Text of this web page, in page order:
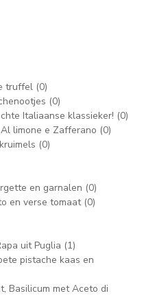
truffel (0)
(0)
Italiaanse klassieker! (0)
limone e Zafferano (0)
(0)
en garnalen (0)
en verse tomaat (0)
uit Puglia (1)
pistache kaas en
Basilicum met Aceto di